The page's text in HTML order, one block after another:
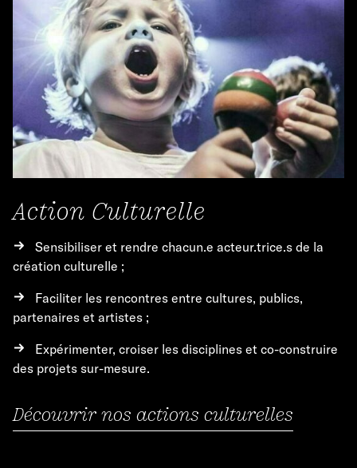
Action Culturelle
Sensibiliser et rendre chacun.e acteur.trice.s de la
création culturelle ;
Faciliter les rencontres entre cultures, publics,
partenaires et artistes ;
Expérimenter, croiser les disciplines et co-construire
des projets sur-mesure.
Découvrir nos actions culturelles